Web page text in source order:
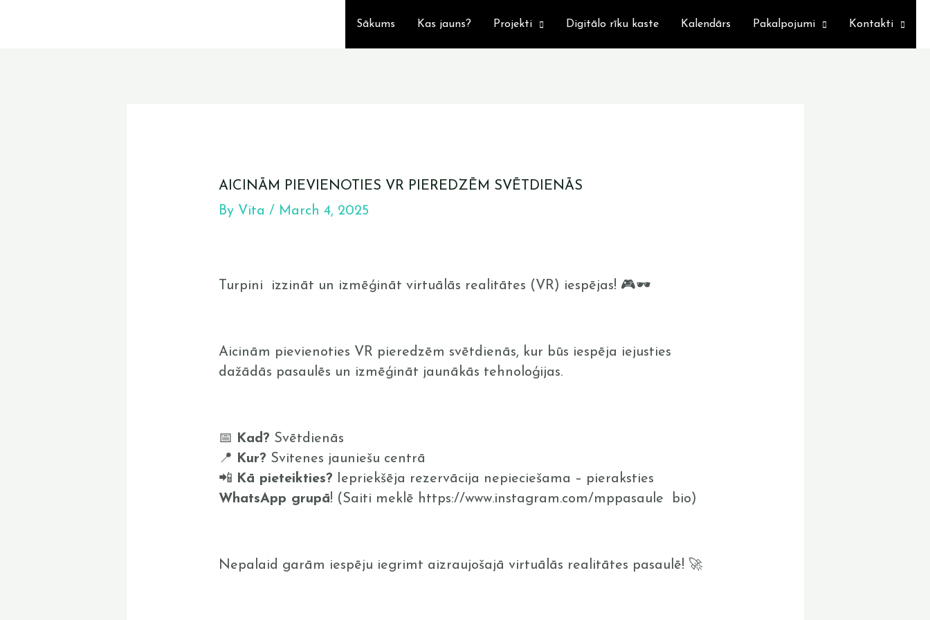
Sākums Kas jauns? Projekti Digitālo rīku kaste Kalendārs Pakalpojumi Kontakti
AICINĀM PIEVIENOTIES VR PIEREDZĒM SVĒTDIENĀS
By Vita / March 4, 2025
Turpini izzināt un izmēģināt virtuālās realitātes (VR) iespējas! 🎮🕶️
Aicinām pievienoties VR pieredzēm svētdienās, kur būs iespēja iejusties
dažādās pasaulēs un izmēģināt jaunākās tehnoloģijas.
📅 Kad? Svētdienās
📍 Kur? Svitenes jauniešu centrā
📲 Kā pieteikties? Iepriekšēja rezervācija nepieciešama – pieraksties
WhatsApp grupā! (Saiti meklē https://www.instagram.com/mppasaule bio)
Nepalaid garām iespēju iegrimt aizraujošajā virtuālās realitātes pasaulē! 🚀